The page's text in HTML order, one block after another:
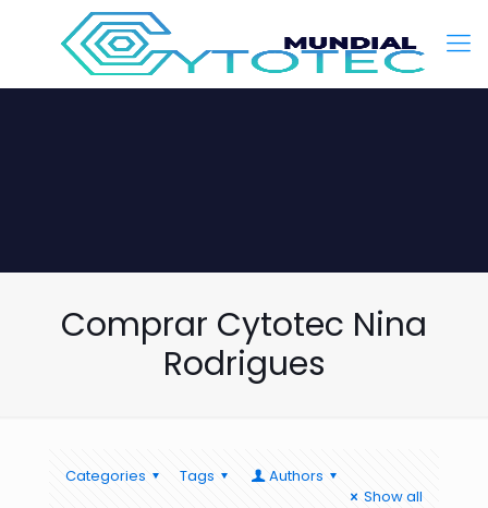
Comprar Cytotec Nina
Rodrigues
Categories Tags
Authors
Show all